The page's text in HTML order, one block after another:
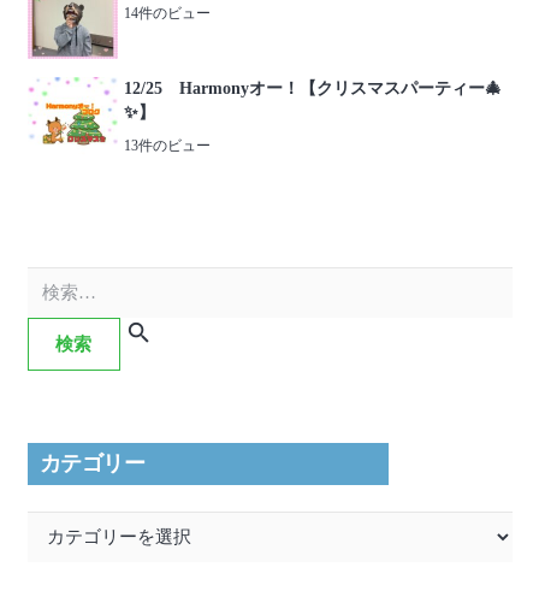
14件のビュー
12/25 Harmonyオー！【クリスマスパーティー🎄
✨】
13件のビュー
カテゴリー